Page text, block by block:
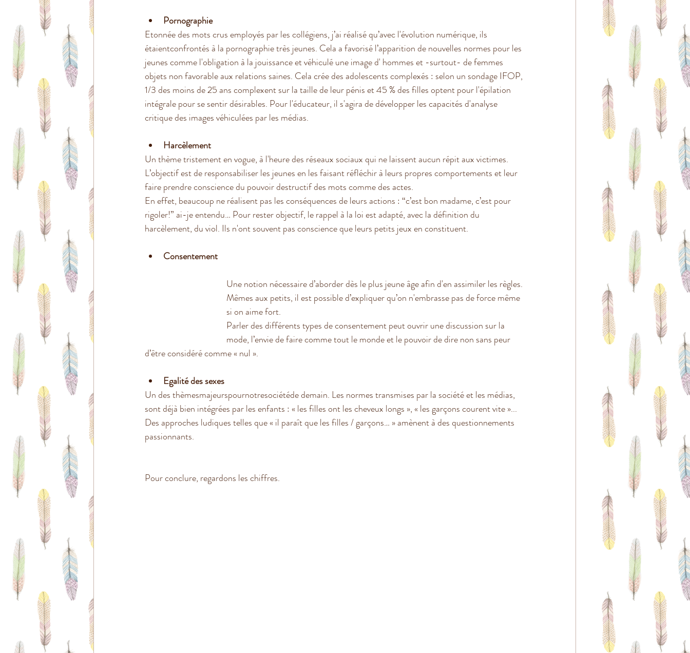
Pornographie
Etonnée des mots crus employés par les collégiens, j’ai réalisé qu’avec l'évolution numérique, ils
étaientconfrontés à la pornographie très jeunes. Cela a favorisé l’apparition de nouvelles normes pour les
jeunes comme l'obligation à la jouissance et véhiculé une image d' hommes et -surtout- de femmes
objets non favorable aux relations saines. Cela crée des adolescents complexés : selon un sondage IFOP,
1/3 des moins de 25 ans complexent sur la taille de leur pénis et 45 % des filles optent pour l'épilation
intégrale pour se sentir désirables. Pour l'éducateur, il s'agira de développer les capacités d'analyse
critique des images véhiculées par les médias.
Harcèlement
Un thème tristement en vogue, à l'heure des réseaux sociaux qui ne laissent aucun répit aux victimes.
L’objectif est de responsabiliser les jeunes en les faisant réfléchir à leurs propres comportements et leur
faire prendre conscience du pouvoir destructif des mots comme des actes.
En effet, beaucoup ne réalisent pas les conséquences de leurs actions : “c’est bon madame, c’est pour
rigoler!” ai-je entendu… Pour rester objectif, le rappel à la loi est adapté, avec la définition du
harcèlement, du viol. Ils n'ont souvent pas conscience que leurs petits jeux en constituent.
Consentement
Une notion nécessaire d’aborder dès le plus jeune âge afin d'en assimiler les règles.
Mêmes aux petits, il est possible d’expliquer qu’on n'embrasse pas de force même
si on aime fort.
Parler des différents types de consentement peut ouvrir une discussion sur la
mode, l’envie de faire comme tout le monde et le pouvoir de dire non sans peur
d’être considéré comme « nul ».
Egalité des sexes
Un des thèmesmajeurspournotresociétéde demain. Les normes transmises par la société et les médias,
sont déjà bien intégrées par les enfants : « les filles ont les cheveux longs », « les garçons courent vite »...
Des approches ludiques telles que « il paraît que les filles / garçons… » amènent à des questionnements
passionnants.
Pour conclure, regardons les chiffres.